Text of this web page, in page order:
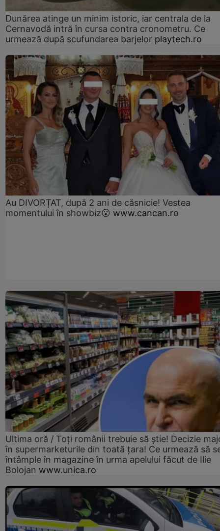
Dunărea atinge un minim istoric, iar centrala de la
Cernavodă intră în cursa contra cronometru. Ce
urmează după scufundarea barjelor playtech.ro
Au DIVORȚAT, după 2 ani de căsnicie! Vestea
momentului în showbiz😮 www.cancan.ro
Ultima oră / Toți românii trebuie să știe! Decizie
în supermarketurile din toată țara! Ce urmează să
întâmple în magazine în urma apelului făcut de Ilie
Bolojan www.unica.ro